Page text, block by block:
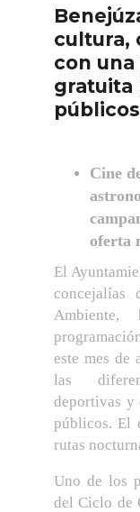
cultura,
con
gratuita
públicos
Cine
oferta
El
concejalías
Ambiente,
este mes de
las
deportivas y
públicos. El
rutas
Uno de los
del Ciclo de